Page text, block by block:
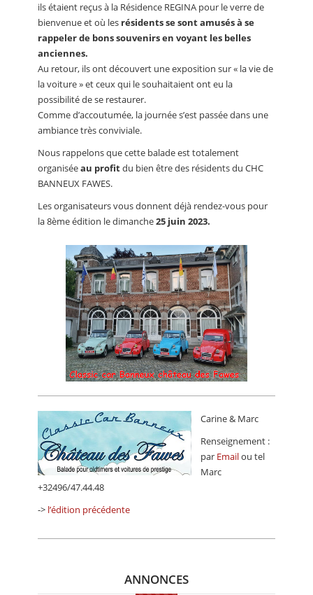
ils étaient reçus à la Résidence REGINA pour le verre de
bienvenue et où les résidents se sont amusés à se
rappeler de bons souvenirs en voyant les belles
anciennes.
Au retour, ils ont découvert une exposition sur « la vie de
la voiture » et ceux qui le souhaitaient ont eu la
possibilité de se restaurer.
Comme d’accoutumée, la journée s’est passée dans une
ambiance très conviviale.
Nous rappelons que cette balade est totalement
organiséeau profitdu bien être des résidents du CHC
BANNEUX FAWES.
Les organisateurs vous donnent déjà rendez-vous pour
la 8ème édition le dimanche25 juin 2023.
Carine & Marc
Renseignement :
par Emailou tel
Marc
+32496/47.44.48
-> l’édition précédente
ANNONCES